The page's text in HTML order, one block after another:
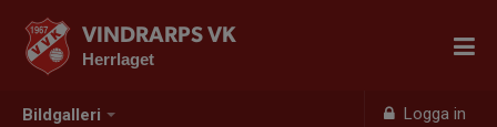
Bildgalleri Logga in
VINDRARPS VK
Herrlaget